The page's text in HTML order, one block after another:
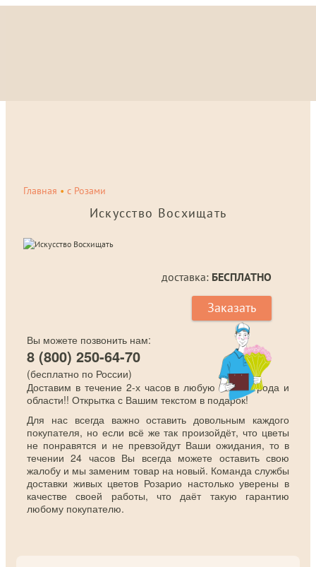
Главная •с Розами
Искусство Восхищать
доставка: БЕСПЛАТНО
Заказать
Вы можете позвонить нам:
8 (800) 250-64-70
(бесплатно по России)
Доставим в течение 2-х часов в любую точку города и
области!! Открытка с Вашим текстом в подарок!
Для нас всегда важно оставить довольным каждого
покупателя, но если всё же так произойдёт, что цветы
не понравятся и не превзойдут Ваши ожидания, то в
течении 24 часов Вы всегда можете оставить свою
жалобу и мы заменим товар на новый. Команда службы
доставки живых цветов Розарио настолько уверены в
качестве своей работы, что даёт такую гарантию
любому покупателю.